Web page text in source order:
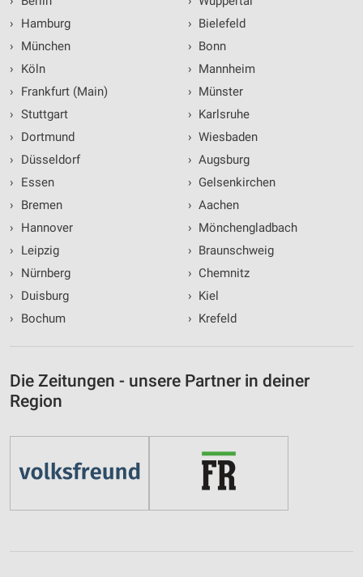
›
Hamburg
›
München
›
Köln
›
Frankfurt (Main)
› Stuttgart
›
Dortmund
›
Düsseldorf
›
Essen
›
Bremen
›
Hannover
›
Leipzig
›
Nürnberg
›
Duisburg
›
Bochum
› Bielefeld
› Bonn
› Mannheim
› Münster
› Karlsruhe
› Wiesbaden
› Augsburg
› Gelsenkirchen
› Aachen
› Mönchengladbach
› Braunschweig
› Chemnitz
› Kiel
› Krefeld
Die Zeitungen - unsere Partner in deiner
Region